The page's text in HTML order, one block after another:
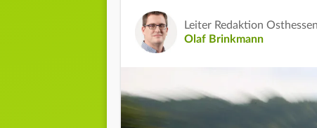
Leiter Redaktion Osthessen
Olaf Brinkmann